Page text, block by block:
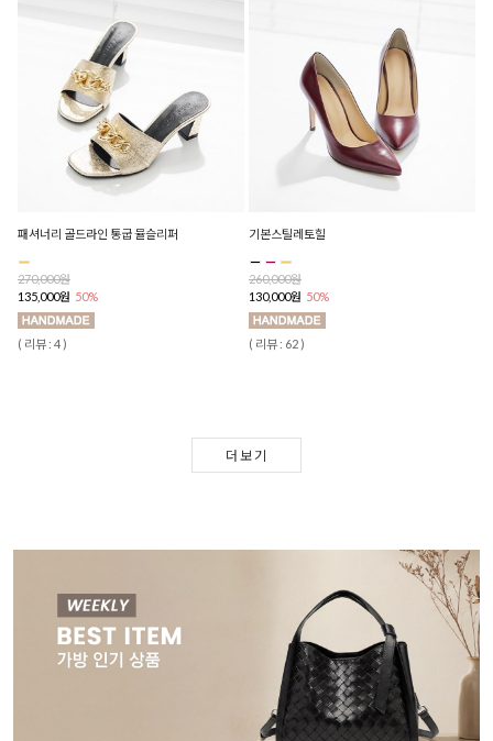
패셔너리 골드라인 통굽 뮬슬리퍼
270,000원
135,000원 50%
( 리뷰 : 4 )
기본스틸레토힐
260,000원
130,000원 50%
( 리뷰 : 62 )
더보기